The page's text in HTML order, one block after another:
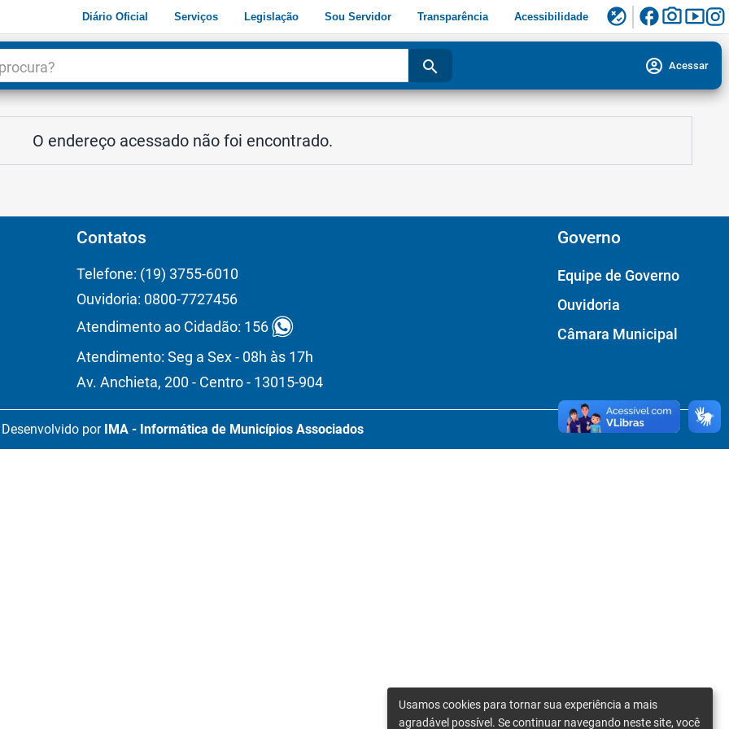
Diário Oficial Serviços Legislação Sou Servidor Transparência Acessibilidade flaky facebookphoto_camerasmart_display
search account_circle Acessar
O endereço acessado não foi encontrado.
Contatos
Telefone: (19) 3755-6010
Ouvidoria: 0800-7727456
Atendimento ao Cidadão: 156
Atendimento: Seg a Sex - 08h às 17h
Av. Anchieta, 200 - Centro - 13015-904
Governo
Equipe de Governo
Ouvidoria
Câmara Municipal
Desenvolvido por IMA - Informática de Municípios Associados
Usamos cookies para tornar sua experiência a mais
agradável possível. Se continuar navegando neste site, você